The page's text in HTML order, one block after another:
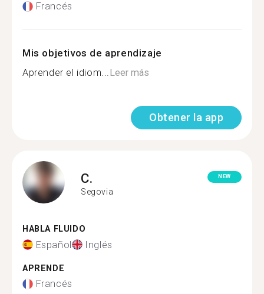
Francés
Mis objetivos de aprendizaje
Aprender el idiom...Leer más
Obtener la app
C.
Segovia
NEW
HABLA FLUIDO
Español Inglés
APRENDE
Francés